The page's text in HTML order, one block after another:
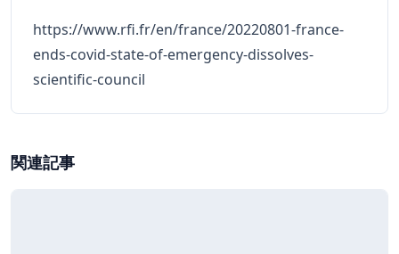
https://www.rfi.fr/en/france/20220801-france-
ends-covid-state-of-emergency-dissolves-
scientific-council
関連記事